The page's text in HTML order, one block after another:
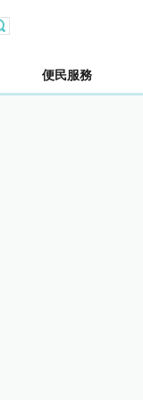
便民服務